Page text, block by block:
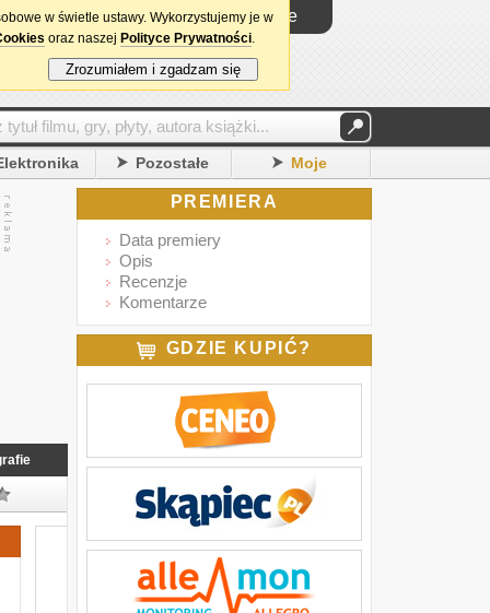
Logowanie
Pozostałe Moje
PREMIERA
Data premiery
Opis
Recenzje
Komentarze
GDZIE KUPIĆ?
w świetle ustawy. Wykorzystujemy je w
oraz naszej Polityce Prywatności.
Zrozumiałem i zgadzam się